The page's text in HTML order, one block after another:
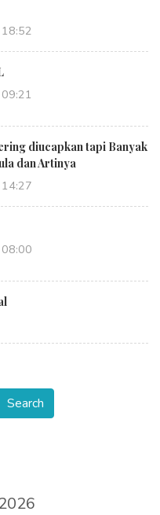
diucapkan tapi Banyak
dan Artinya